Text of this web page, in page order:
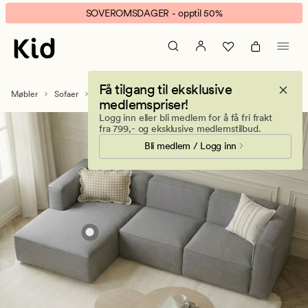
Modulsofa
Isabanner.
Klikk
ESCAPE
pause.
SOVEROMSDAGER - opptil 50%
Få tilgang til eksklusive
medlemspriser!
Logg inn eller bli medlem for å få fri frakt
fra 799,- og eksklusive medlemstilbud.
Bli medlem / Logg inn
Møbler Sofaer Modulsofaer Modulsofa Isa